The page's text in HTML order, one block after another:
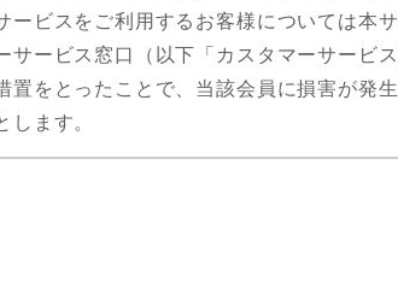
ビスをご利用するお客様については本
ービス窓口（以下「カスタマーサービ
をとったことで、当該会員に損害が発
ます。